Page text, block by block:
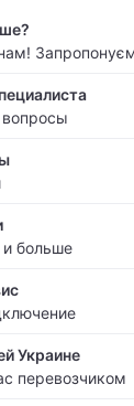
больше
Украине
перевозчиком